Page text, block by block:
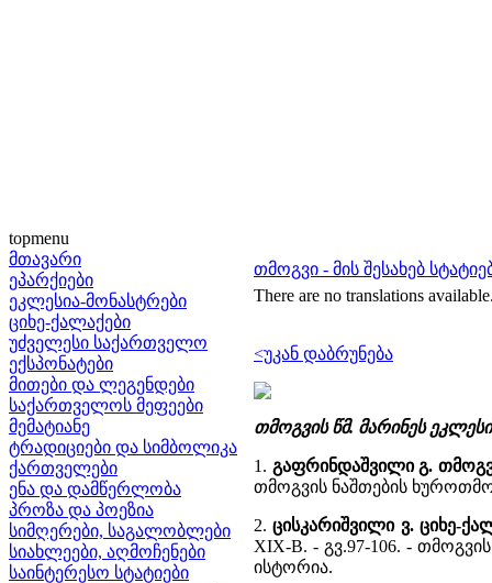
topmenu
მთავარი
ეპარქიები
ეკლესია-მონასტრები
ციხე-ქალაქები
უძველესი საქართველო
ექსპონატები
მითები და ლეგენდები
საქართველოს მეფეები
მემატიანე
ტრადიციები და სიმბოლიკა
ქართველები
ენა და დამწერლობა
პროზა და პოეზია
სიმღერები, საგალობლები
სიახლეები, აღმოჩენები
საინტერესო სტატიები
თმოგვი - მის შესახებ
There are no translations
<უკან დაბრუნება
თმოგვის წმ. მარინეს
1. გაფრინდაშვილი გ.
თმოგვის ნაშთების
2.ცისკარიშვილი ვ. ციხე-
XIX-В. - გვ.97-106. -
ისტორია.